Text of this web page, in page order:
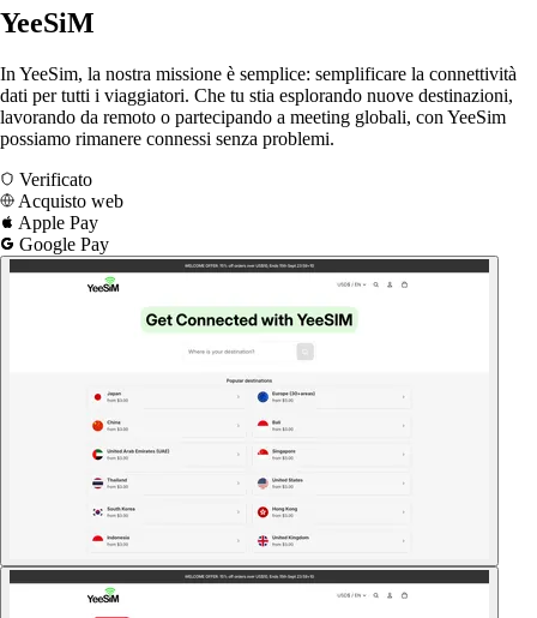
YeeSiM
In YeeSim, la nostra missione è semplice: semplificare la connettività
dati per tutti i viaggiatori. Che tu stia esplorando nuove destinazioni,
lavorando da remoto o partecipando a meeting globali, con YeeSim
possiamo rimanere connessi senza problemi.
Verificato
Acquisto web
Apple Pay
Google Pay